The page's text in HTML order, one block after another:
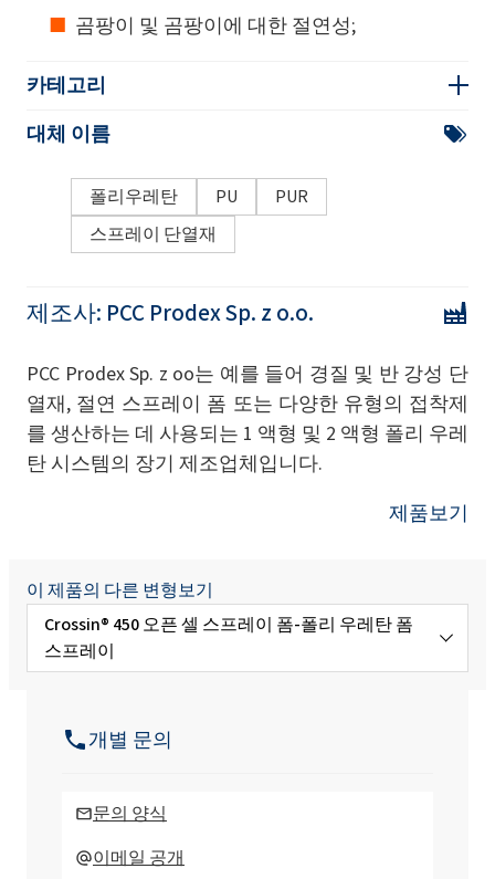
곰팡이 및 곰팡이에 대한 절연성;
카테고리
대체 이름
폴리우레탄 PU
PUR
스프레이 단열재
제조사: PCC Prodex Sp. z o.o.
PCC Prodex Sp. z oo는 예를 들어 경질 및 반 강성 단
열재, 절연 스프레이 폼 또는 다양한 유형의 접착제
를 생산하는 데 사용되는 1 액형 및 2 액형 폴리 우레
탄 시스템의 장기 제조업체입니다.
제품보기
이 제품의 다른 변형보기
Crossin® 450 오픈 셀 스프레이 폼-폴리 우레탄 폼
스프레이
개별 문의
문의 양식
이메일 공개